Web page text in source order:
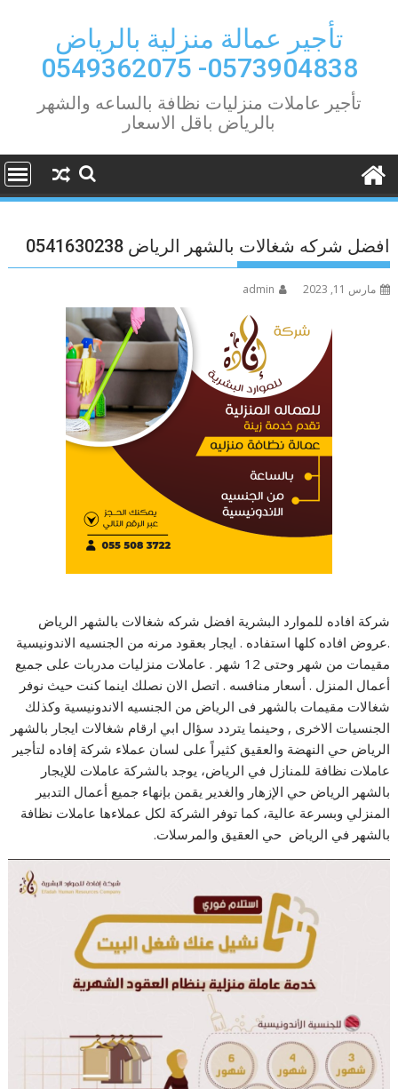
تأجير عمالة منزلية بالرياض
0573904838- 0549362075
تأجير عاملات منزليات نظافة بالساعه والشهر
بالرياض باقل الاسعار
افضل شركه شغالات بالشهر الرياض 0541630238
مارس 11, 2023 admin
شركة افاده للموارد البشرية افضل شركه شغالات بالشهر الرياض
.عروض افاده كلها استفاده . ايجار بعقود مرنه من الجنسيه الاندونيسية
مقيمات من شهر وحتى 12 شهر . عاملات منزليات مدربات على جميع
أعمال المنزل . أسعار منافسه . اتصل الان نصلك اينما كنت حيث نوفر
شغالات مقيمات بالشهر فى الرياض من الجنسيه الاندونيسية وكذلك
الجنسيات الاخرى , وحينما يتردد سؤال ابي ارقام شغالات ايجار بالشهر
الرياض حي النهضة والعقيق كثيراً على لسان عملاء شركة إفاده لتأجير
عاملات نظافة للمنازل في الرياض، يوجد بالشركة عاملات للإيجار
بالشهر الرياض حي الإزهار والغدير يقمن بإنهاء جميع أعمال التدبير
المنزلي وبسرعة عالية، كما توفر الشركة لكل عملاءها عاملات نظافة
بالشهر في الرياض حي العقيق والمرسلات.